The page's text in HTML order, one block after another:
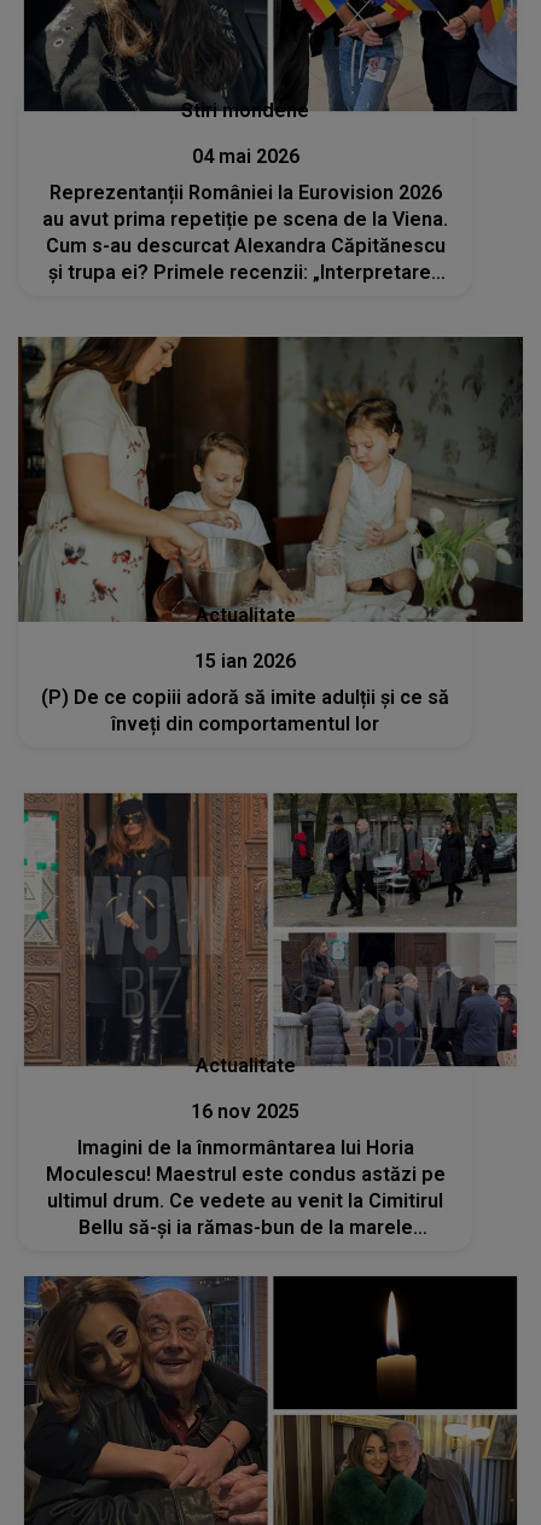
Stiri mondene
04 mai 2026
Reprezentanții României la Eurovision 2026
au avut prima repetiție pe scena de la Viena.
Cum s-au descurcat Alexandra Căpitănescu
și trupa ei? Primele recenzii: „Interpretarea
Actualitate
15 ian 2026
(P) De ce copiii adoră să imite adulții și ce să
înveți din comportamentul lor
Actualitate
16 nov 2025
Imagini de la înmormântarea lui Horia
Moculescu! Maestrul este condus astăzi pe
ultimul drum. Ce vedete au venit la Cimitirul
Bellu să-și ia rămas-bun de la marele